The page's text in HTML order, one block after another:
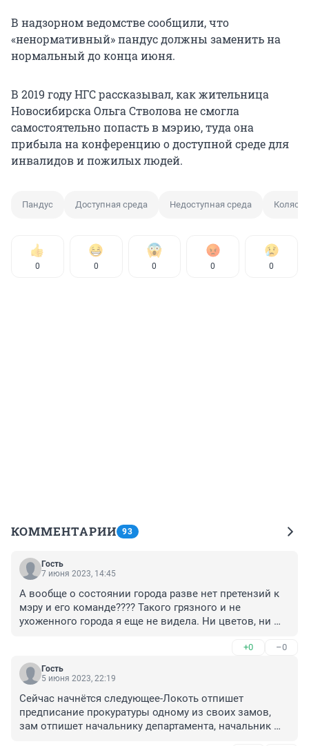
В надзорном ведомстве сообщили, что
«ненормативный» пандус должны заменить на
нормальный до конца июня.
В 2019 году НГС рассказывал, как жительница
Новосибирска Ольга Стволова не смогла
самостоятельно попасть в мэрию, туда она
прибыла на конференцию о доступной среде для
инвалидов и пожилых людей.
Пандус Доступная среда Недоступная среда
0 0 0 0 0
КОММЕНТАРИИ 93
Гость
7 июня 2023, 14:45
А вообще о состоянии города разве нет претензий к
мэру и его команде???? Такого грязного и не
ухоженного города я еще не видела. Ни цветов, ни
ковром и чистят моют😡а остальные районы как
будто и не город. Работе мэра даже не 1а просто 0!!!!!
+0 –0
Гость
5 июня 2023, 22:19
Сейчас начнётся следующее-Локоть отпишет
предписание прокуратуры одному из своих замов,
зам отпишет начальнику департамента, начальник